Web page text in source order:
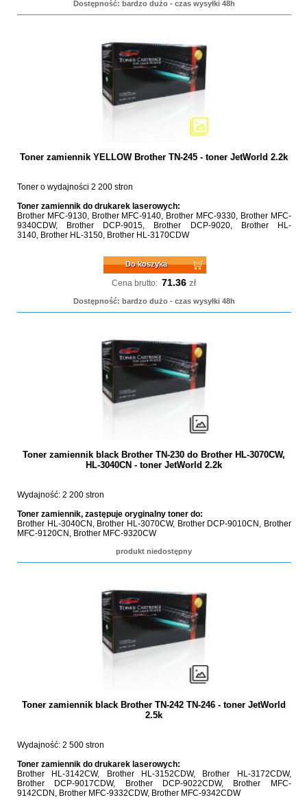
Dostępność: bardzo dużo - czas wysyłki 48h
Toner zamiennik YELLOW Brother TN-245 - toner JetWorld 2.2k
Toner o wydajności 2 200 stron
Toner zamiennik do drukarek laserowych:
Brother MFC-9130, Brother MFC-9140, Brother MFC-9330, Brother MFC-
9340CDW, Brother DCP-9015, Brother DCP-9020, Brother HL-
3140, Brother HL-3150, Brother HL-3170CDW
Do koszyka
Cena brutto: 71.36 zł
Dostępność: bardzo dużo - czas wysyłki 48h
Toner zamiennik black Brother TN-230 do Brother HL-3070CW,
HL-3040CN - toner JetWorld 2.2k
Wydajność: 2 200 stron
Toner zamiennik, zastępuje oryginalny toner do:
Brother HL-3040CN, Brother HL-3070CW, Brother DCP-9010CN, Brother
MFC-9120CN, Brother MFC-9320CW
produkt niedostępny
Toner zamiennik black Brother TN-242 TN-246 - toner JetWorld
2.5k
Wydajność: 2 500 stron
Toner zamiennik do drukarek laserowych:
Brother HL-3142CW, Brother HL-3152CDW, Brother HL-3172CDW,
Brother DCP-9017CDW, Brother DCP-9022CDW, Brother MFC-
9142CDN, Brother MFC-9332CDW, Brother MFC-9342CDW